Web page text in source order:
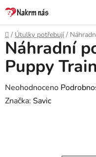
Přejít
na
obsah
Domů
/ Útulky potřebují /
Náhradní
Puppy
Průměrné
hodnocení
Neohodnoceno
Značka: Savic